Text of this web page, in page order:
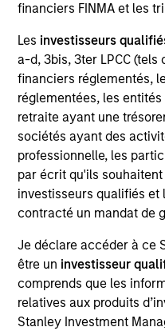
financiers FINMA et les
Les investisseurs
a-d, 3bis, 3ter LPCC
financiers réglementés,
réglementées, les
retraite ayant une
sociétés ayant des
professionnelle, les
par écrit qu'ils
investisseurs qualifiés et
contracté un mandat de
Je déclare accéder à ce
être un investisseur
comprends que les
relatives aux produits
Stanley Investment
Pooled Vehicle
Insights
Overview
The Global Convertible
advantage of the
convertible bonds by
equity market growth
downside risk through
combines top-down
rigorous bottom-up
mitigate credit risk.